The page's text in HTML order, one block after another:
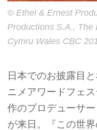
© Ethel & Ernest
Productions S.A., The
Cymru Wales CBC
日本でのお披露目
ニメアワードフェ
作のプロデューサ
が来日。『この世